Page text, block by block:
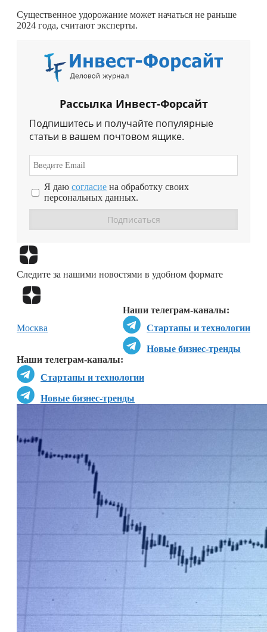
Существенное удорожание может начаться не раньше
2024 года, считают эксперты.
Рассылка Инвест-Форсайт
Подпишитесь и получайте популярные
статьи в вашем почтовом ящике.
Я даю согласие на обработку своих
персональных данных.
Следите за нашими новостями в удобном формате
Наши телеграм-каналы:
Стартапы и технологии
Новые бизнес-тренды
Наши телеграм-каналы:
Стартапы и технологии
Новые бизнес-тренды
Москва